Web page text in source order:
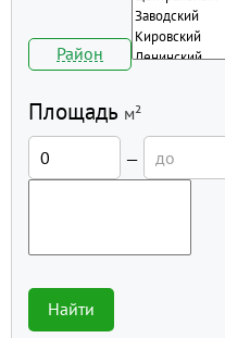
Район
Площадь м²
—
Найти